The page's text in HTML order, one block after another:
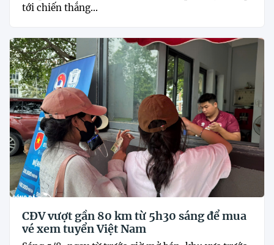
tới chiến thắng...
CĐV vượt gần 80 km từ 5h30 sáng để mua
vé xem tuyển Việt Nam